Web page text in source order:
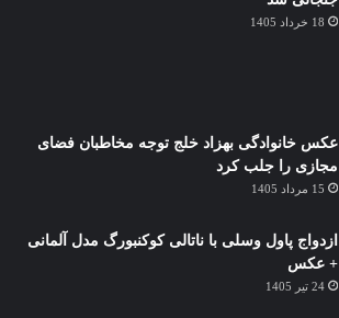
18 خرداد 1405
عکس خانوادگی بهزاد خلج توجه مخاطبان فضای
مجازی را جلب کرد
15 مرداد 1405
ازدواج پاول وسلی با ناتالی کوکنبورگ مدل آلمانی
+ عکس
24 تیر 1405